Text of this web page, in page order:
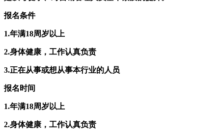
报名条件
1.年满18周岁以上
2.身体健康，工作认真负责
3.正在从事或想从事本行业的人员
报名时间
1.年满18周岁以上
2.身体健康，工作认真负责